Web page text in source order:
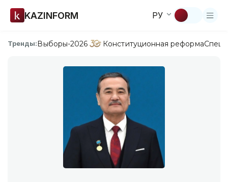
KAZINFORM РУ
Тренды:Выборы-2026 Конституционная реформа